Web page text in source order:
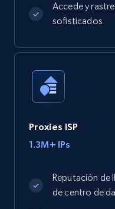
Accede y
sofisticados
Proxies ISP
1.3M+ IPs
Reputación de
de centro de